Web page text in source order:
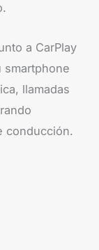
a CarPlay
smartphone
llamadas
conducción.